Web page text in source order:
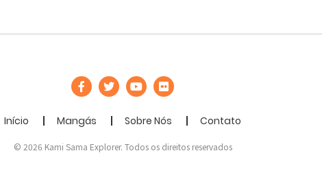
Início Mangás Sobre Nós Contato
© 2026 Kami Sama Explorer. Todos os direitos reservados